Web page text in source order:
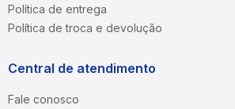
Política de entrega
Política de troca e devolução
Central de atendimento
Fale conosco